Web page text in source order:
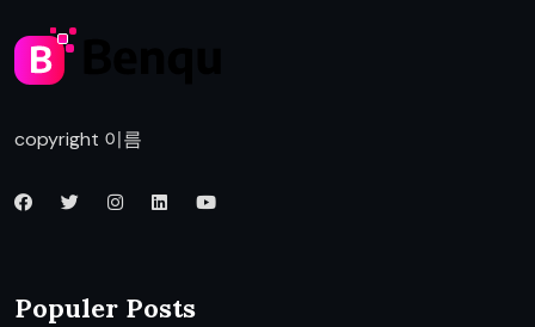
copyright 이름
Populer Posts